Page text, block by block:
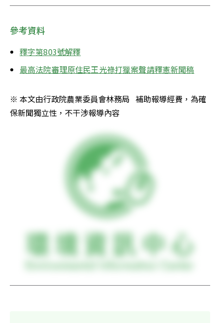
參考資料
釋字第803號解釋
最高法院審理原住民王光祿打獵案聲請釋憲新聞稿
※ 本文由行政院農業委員會林務局   補助報導經費，為確
保新聞獨立性，不干涉報導內容